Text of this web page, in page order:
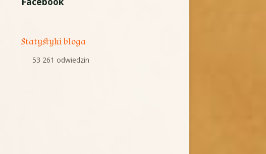
Statystyki bloga
53 261 odwiedzin